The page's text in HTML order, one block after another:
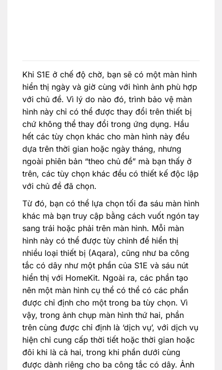
Khi S1E ở chế độ chờ, bạn sẽ có một màn hình
hiển thị ngày và giờ cùng với hình ảnh phù hợp
với chủ đề. Vì lý do nào đó, trình bảo vệ màn
hình này chỉ có thể được thay đổi trên thiết bị
chứ không thể thay đổi trong ứng dụng. Hầu
hết các tùy chọn khác cho màn hình này đều
dựa trên thời gian hoặc ngày tháng, nhưng
ngoài phiên bản “theo chủ đề” mà bạn thấy ở
trên, các tùy chọn khác đều có thiết kế độc lập
với chủ đề đã chọn.
Từ đó, bạn có thể lựa chọn tối đa sáu màn hình
khác mà bạn truy cập bằng cách vuốt ngón tay
sang trái hoặc phải trên màn hình. Mỗi màn
hình này có thể được tùy chỉnh để hiển thị
nhiều loại thiết bị (Aqara), cũng như ba công
tắc có dây như một phần của S1E và sáu nút
hiển thị với HomeKit. Ngoài ra, các phần tạo
nên một màn hình cụ thể có thể có các phần
được chỉ định cho một trong ba tùy chọn. Vì
vậy, trong ảnh chụp màn hình thứ hai, phần
trên cùng được chỉ định là ‘dịch vụ’, với dịch vụ
hiện chỉ cung cấp thời tiết hoặc thời gian hoặc
đôi khi là cả hai, trong khi phần dưới cùng
được dành riêng cho ba công tắc có dây. Ảnh